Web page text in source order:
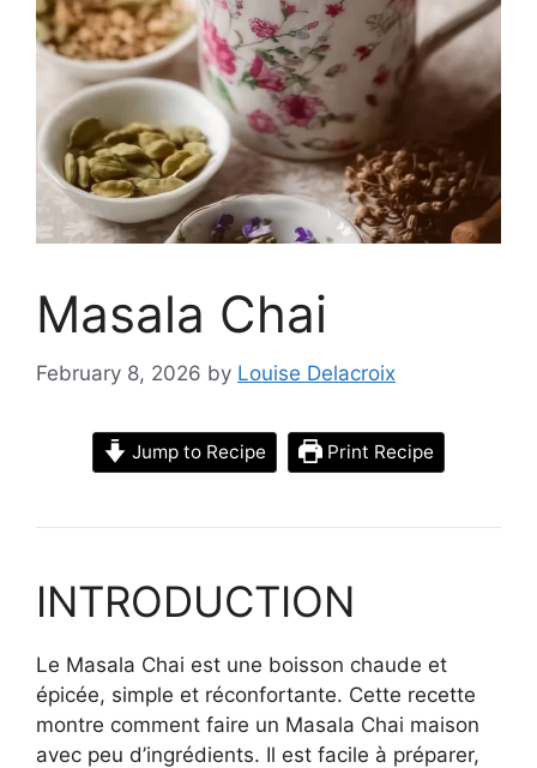
Masala Chai
February 8, 2026 by Louise Delacroix
Jump to Recipe Print Recipe
INTRODUCTION
Le Masala Chai est une boisson chaude et
épicée, simple et réconfortante. Cette recette
montre comment faire un Masala Chai maison
avec peu d’ingrédients. Il est facile à préparer,